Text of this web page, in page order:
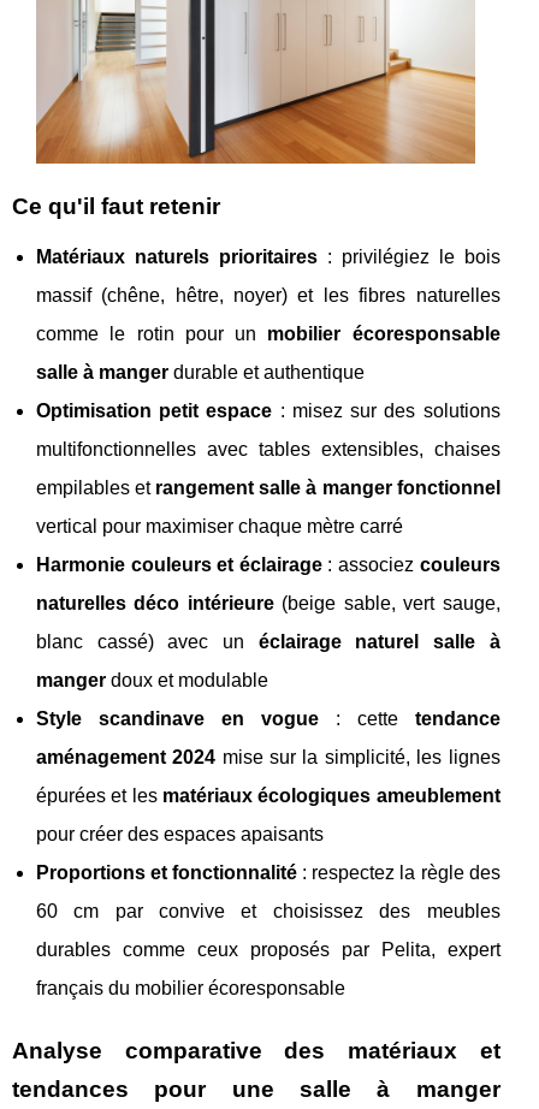
Ce qu'il faut retenir
Matériaux naturels prioritaires: privilégiez le bois
massif (chêne, hêtre, noyer) et les fibres naturelles
comme le rotin pour un mobilier écoresponsable
salle à manger durable et authentique
Optimisation petit espace : misez sur des solutions
multifonctionnelles avec tables extensibles, chaises
empilables et rangement salle à manger fonctionnel
vertical pour maximiser chaque mètre carré
Harmonie couleurs et éclairage: associez couleurs
naturelles déco intérieure(beige sable, vert sauge,
blanc cassé) avec un éclairage naturel salle à
manger doux et modulable
Style scandinave en vogue: cette tendance
aménagement 2024 mise sur la simplicité, les lignes
épurées et les matériaux écologiques ameublement
pour créer des espaces apaisants
Proportions et fonctionnalité : respectez la règle des
60 cm par convive et choisissez des meubles
durables comme ceux proposés par Pelita, expert
français du mobilier écoresponsable
Analyse comparative des matériaux et
tendances pour une salle à manger